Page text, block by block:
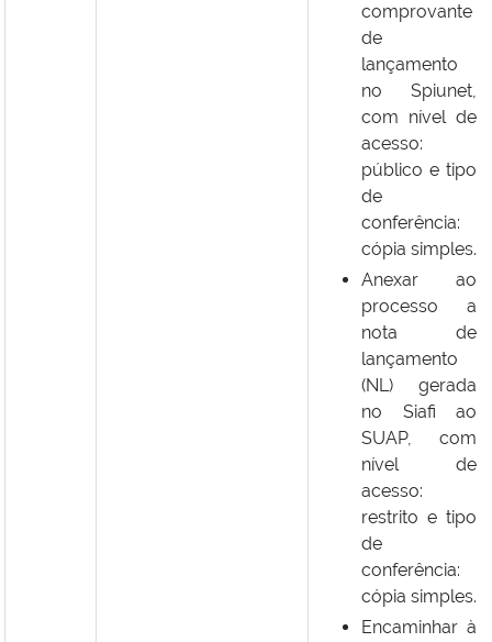
comprovante
de
lançamento
no Spiunet,
com nível de
acesso:
público e tipo
de
conferência:
cópia simples.
Anexar ao
processo a
nota de
lançamento
(NL) gerada
no Siafi ao
SUAP, com
nível de
acesso:
restrito e tipo
de
conferência:
cópia simples.
Encaminhar à